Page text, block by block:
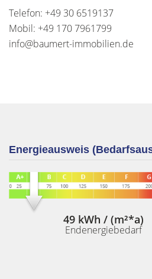
Telefon: +49 30 6519137
Mobil: +49 170 7961799
info@baumert-immobilien.de
Energieausweis
49 kWh / (m²*a)
Endenergiebedarf